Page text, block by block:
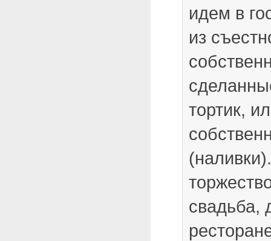
идем в
из
тортик,
свадьба,